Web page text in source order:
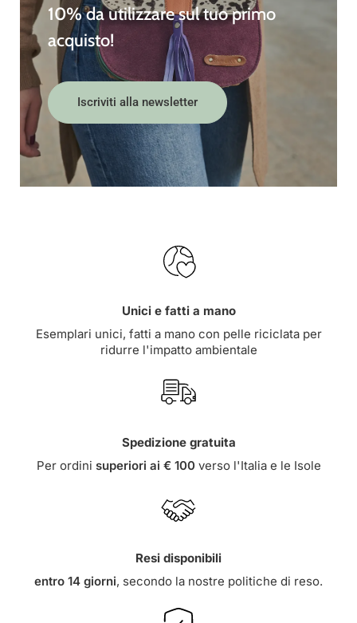
10%da utilizzare sul tuo primo
acquisto!
Iscriviti alla newsletter
Unici e fatti a mano
Esemplari unici, fatti a mano con pelle riciclata per
ridurre l'impatto ambientale
Spedizione gratuita
Per ordini superiori ai € 100verso l'Italia e le Isole
Resi disponibili
entro 14 giorni, secondo la nostre politiche di reso.